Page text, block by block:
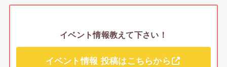
イベント情報教えて下さい！
イベント情報 投稿はこちらから